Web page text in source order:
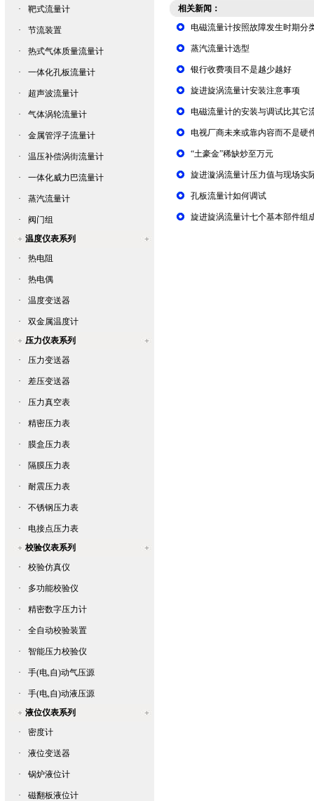
· 靶式流量计
· 节流装置
· 热式气体质量流量计
· 一体化孔板流量计
· 超声波流量计
· 气体涡轮流量计
· 金属管浮子流量计
· 温压补偿涡街流量计
· 一体化威力巴流量计
· 蒸汽流量计
·
阀门组
温度仪表系列
·
热电阻
· 热电偶
· 温度变送器
·
双金属温度计
压力仪表系列
·
压力变送器
· 差压变送器
· 压力真空表
· 精密压力表
· 膜盒压力表
· 隔膜压力表
· 耐震压力表
· 不锈钢压力表
·
电接点压力表
校验仪表系列
·
校验仿真仪
· 多功能校验仪
· 精密数字压力计
· 全自动校验装置
· 智能压力校验仪
· 手(电,自)动气压源
·
手(电,自)动液压源
液位仪表系列
·
密度计
· 液位变送器
· 锅炉液位计
· 磁翻板液位计
相关新闻：
电磁流量计按照故障发生时期分
蒸汽流量计选型
银行收费项目不是越少越好
旋进旋涡流量计安装注意事项
电磁流量计的安装与调试比其它
电视厂商未来或靠内容而不是硬
“土豪金”稀缺炒至万元
旋进漩涡流量计压力值与现场实
孔板流量计如何调试
旋进旋涡流量计七个基本部件组